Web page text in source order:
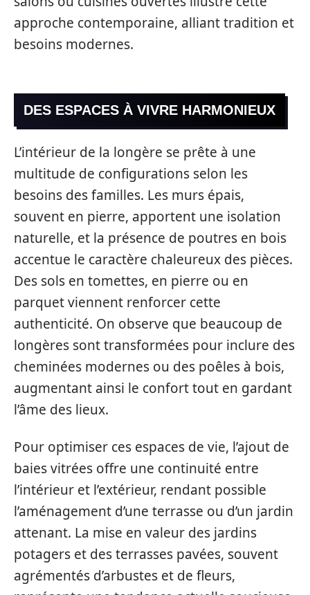
approche contemporaine, alliant tradition et
besoins modernes.
DES ESPACES À VIVRE HARMONIEUX
L’intérieur de la longère se prête à une
multitude de configurations selon les
besoins des familles. Les murs épais,
souvent en pierre, apportent une isolation
naturelle, et la présence de poutres en bois
accentue le caractère chaleureux des pièces.
Des sols en tomettes, en pierre ou en
parquet viennent renforcer cette
authenticité. On observe que beaucoup de
longères sont transformées pour inclure des
cheminées modernes ou des poêles à bois,
augmentant ainsi le confort tout en gardant
l’âme des lieux.
Pour optimiser ces espaces de vie, l’ajout de
baies vitrées offre une continuité entre
l’intérieur et l’extérieur, rendant possible
l’aménagement d’une terrasse ou d’un jardin
attenant. La mise en valeur des jardins
potagers et des terrasses pavées, souvent
agrémentés d’arbustes et de fleurs,